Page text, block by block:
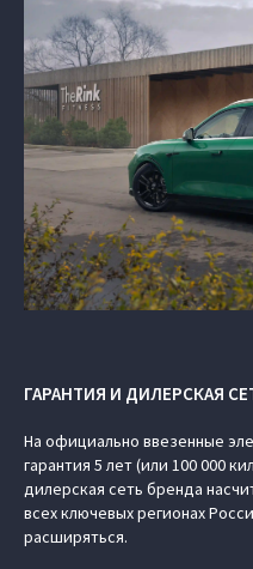
ГАРАНТИЯ И ДИЛЕРСКАЯ
На официально ввезенные
гарантия 5 лет (или 100 000
дилерская сеть бренда
всех ключевых регионах
расширяться.